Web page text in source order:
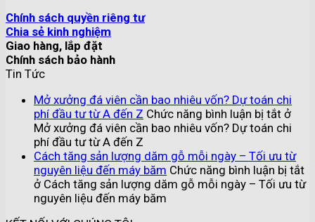
Chính sách quyền riêng tư
Chia sẻ kinh nghiệm
Giao hàng, lắp đặt
Chính sách bảo hành
Tin Tức
Mở xưởng đá viên cần bao nhiêu vốn? Dự toán chi
phí đầu tư từ A đến Z Chức năng bình luận bị tắt ở
Mở xưởng đá viên cần bao nhiêu vốn? Dự toán chi
phí đầu tư từ A đến Z
Cách tăng sản lượng dăm gỗ mỗi ngày – Tối ưu từ
nguyên liệu đến máy băm Chức năng bình luận bị tắt
ở Cách tăng sản lượng dăm gỗ mỗi ngày – Tối ưu từ
nguyên liệu đến máy băm